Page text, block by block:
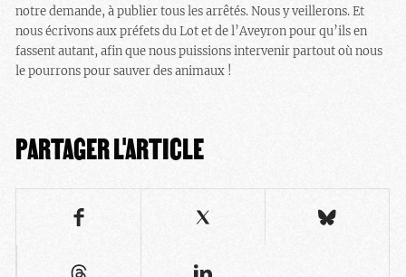
notre demande, à publier tous les arrêtés. Nous y veillerons. Et
nous écrivons aux préfets du Lot et de l’Aveyron pour qu’ils en
fassent autant, afin que nous puissions intervenir partout où nous
le pourrons pour sauver des animaux !
PARTAGER L'ARTICLE